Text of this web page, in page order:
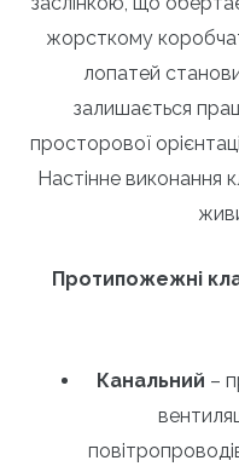
жорсткому
лопатей
залишається
просторової
Настінне виконання
Протипожежні
Канальний –